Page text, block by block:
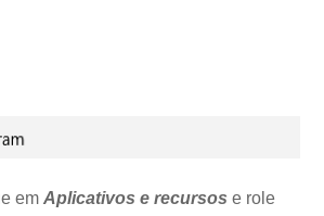
emAplicativos e recursos e role